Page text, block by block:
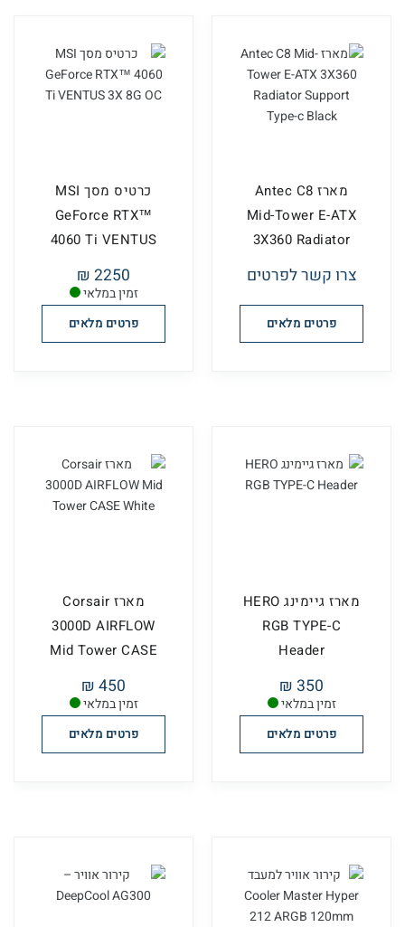
מארז Antec C8
Mid-Tower E-ATX
3X360 Radiator
Support Ty...
צרו קשר לפרטים
פרטים מלאים
זמין במלאי
כרטיס מסך MSI
GeForce RTX™
4060 Ti VENTUS
3X 8G OC
2250 ₪
פרטים מלאים
זמין במלאי
מארז גיימינג HERO
RGB TYPE-C
Header
350 ₪
פרטים מלאים
זמין במלאי
מארז Corsair
3000D AIRFLOW
Mid Tower CASE
White
450 ₪
פרטים מלאים